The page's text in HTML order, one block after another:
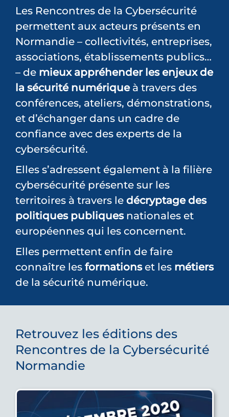
PARTENAIRES
DEVENEZ PARTENAIRE
CONTACT
Les Rencontres de la Cybersécurité
permettent aux acteurs présents en
Normandie – collectivités, entreprises,
associations, établissements publics…
– de mieux appréhender les enjeux de
la sécurité numériqueà travers des
conférences, ateliers, démonstrations,
et d’échanger dans un cadre de
confiance avec des experts de la
cybersécurité.
Elles s’adressent également à la filière
cybersécurité présente sur les
territoires à travers le décryptage des
politiques publiquesnationales et
européennes qui les concernent.
Elles permettent enfin de faire
connaître les formationset les métiers
de la sécurité numérique.
Retrouvez les éditions des
Rencontres de la Cybersécurité
Normandie